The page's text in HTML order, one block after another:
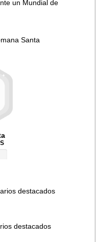
un Mundial de
Santa
destacados
destacados